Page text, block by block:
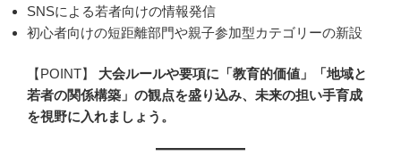
SNSによる若者向けの情報発信
初心者向けの短距離部門や親子参加型カテゴリーの新設
【POINT】 大会ルールや要項に「教育的価値」「地域と
若者の関係構築」の観点を盛り込み、未来の担い手育成
を視野に入れましょう。